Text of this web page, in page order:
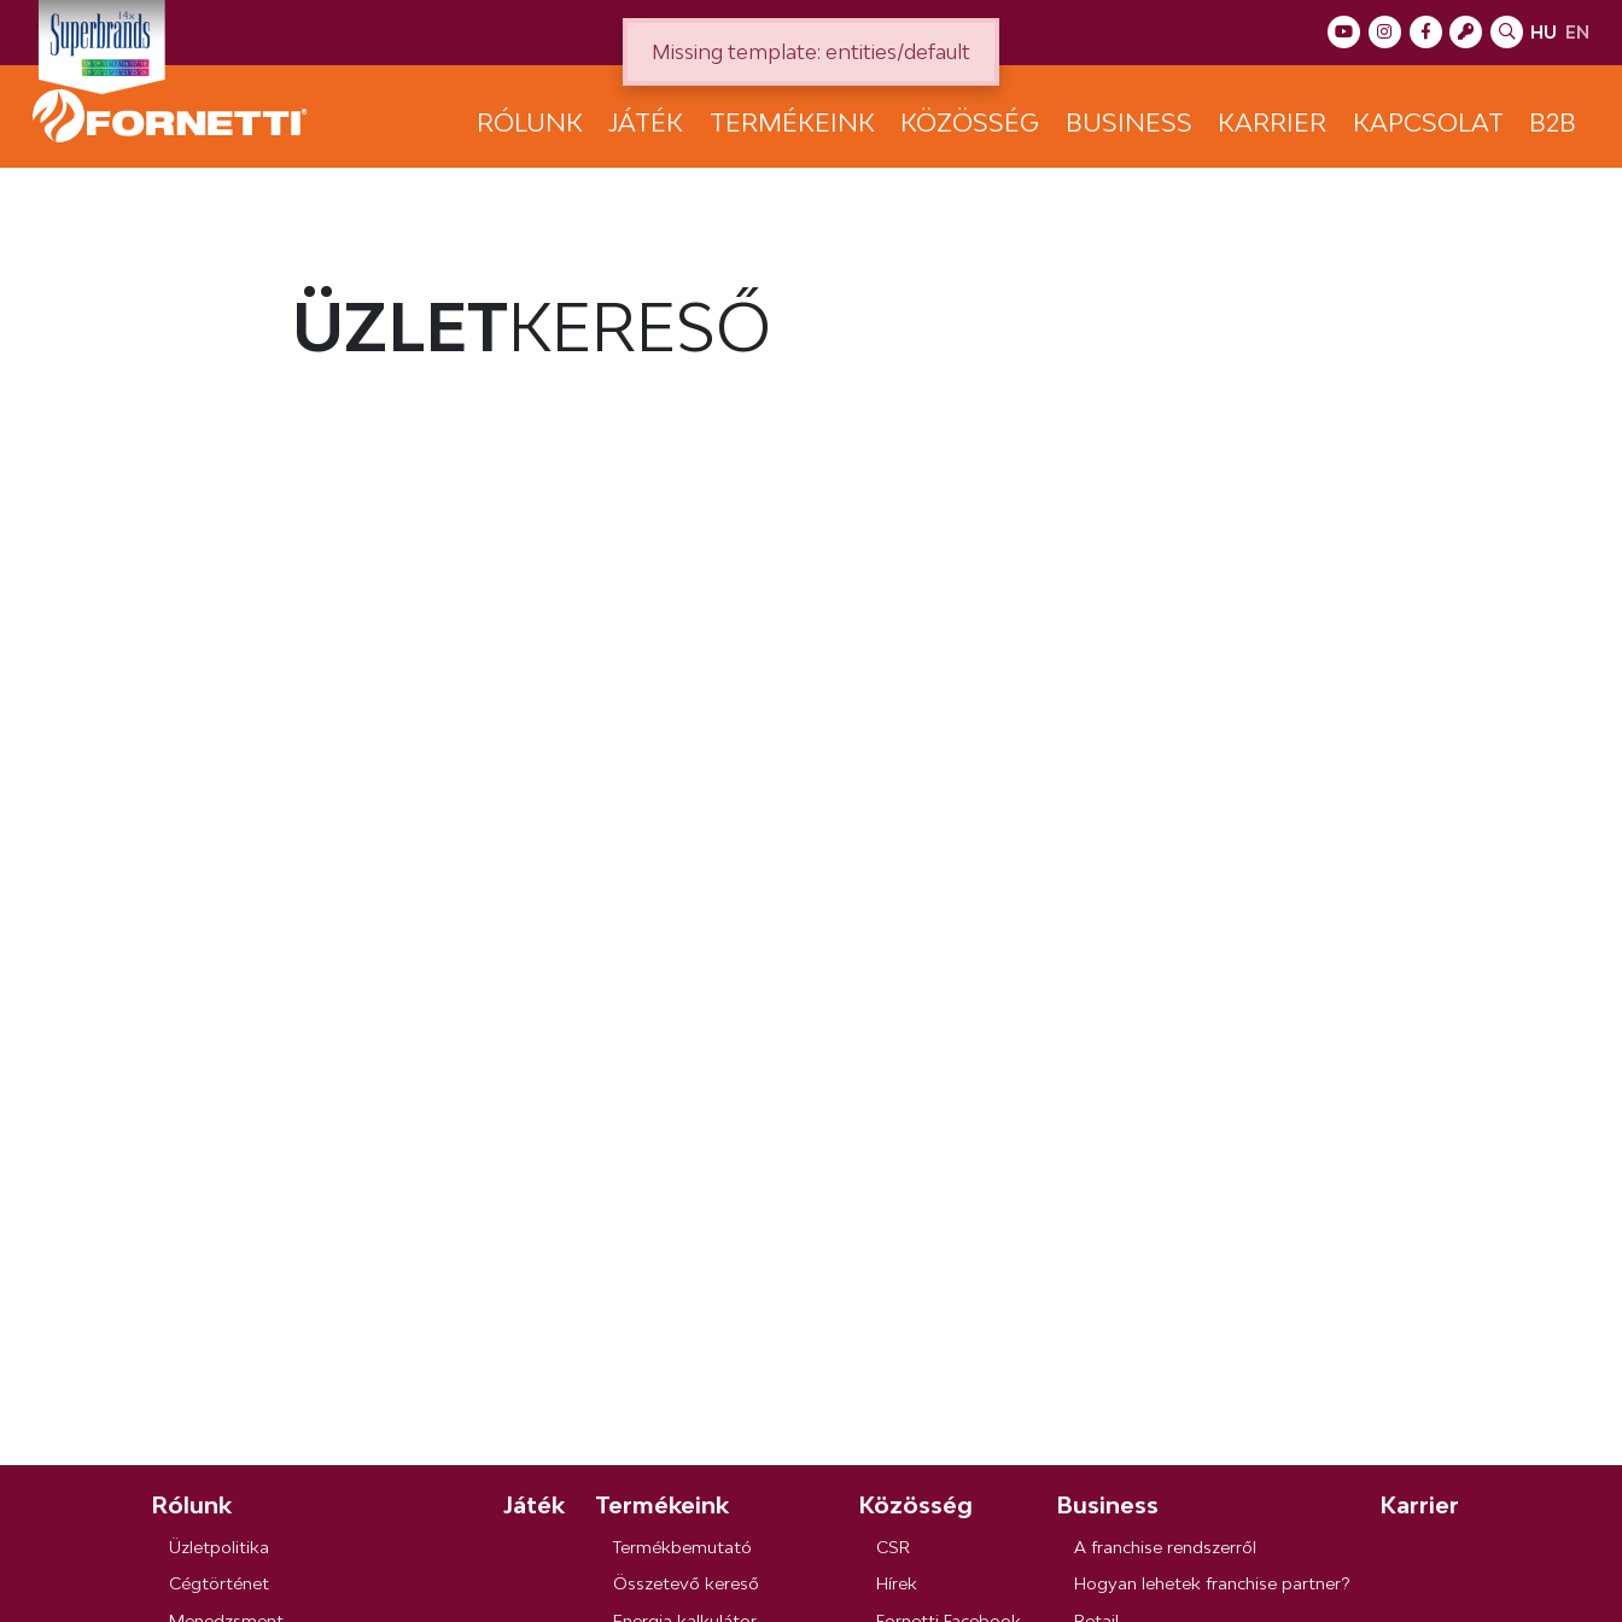
HU EN
RÓLUNK JÁTÉK TERMÉKEINK KÖZÖSSÉG BUSINESS KARRIER KAPCSOLAT B2B
ÜZLETKERESŐ
Rólunk
Üzletpolitika
Cégtörténet
Játék Termékeink
Termékbemutató
Összetevő kereső
Közösség
CSR
Hírek
Business
A franchise rendszerről
Hogyan lehetek franchise partner?
Karrier
Missing template: entities/default